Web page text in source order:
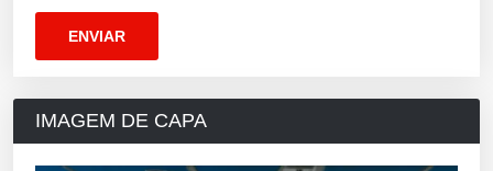
IMAGEM DE CAPA